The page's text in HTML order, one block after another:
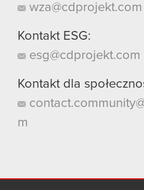
wza@cdprojekt.com
Kontakt ESG:
esg@cdprojekt.com
Kontakt dla
m